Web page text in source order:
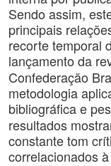
Sendo assim,
principais
recorte temporal
lançamento da
Confederação
metodologia
bibliográfica e
resultados
constante tom
correlacionados